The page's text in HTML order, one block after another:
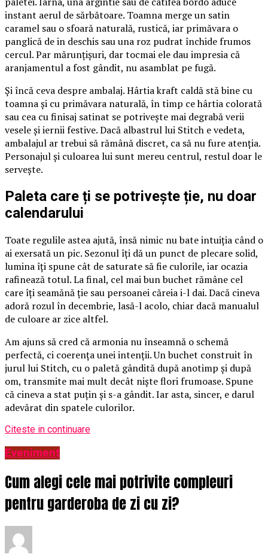
instant aerul de sărbătoare. Toamna merge un satin
caramel sau o sfoară naturală, rustică, iar primăvara o
panglică de in deschis sau una roz pudrat închide frumos
cercul. Par mărunțișuri, dar tocmai ele dau impresia că
aranjamentul a fost gândit, nu asamblat pe fugă.
Și încă ceva despre ambalaj. Hârtia kraft caldă stă bine cu
toamna și cu primăvara naturală, în timp ce hârtia colorată
sau cea cu finisaj satinat se potrivește mai degrabă verii
vesele și iernii festive. Dacă albastrul lui Stitch e vedeta,
ambalajul ar trebui să rămână discret, ca să nu fure atenția.
Personajul și culoarea lui sunt mereu centrul, restul doar le
servește.
Paleta care ți se potrivește ție, nu doar
calendarului
Toate regulile astea ajută, însă nimic nu bate intuiția când o
ai exersată un pic. Sezonul îți dă un punct de plecare solid,
lumina îți spune cât de saturate să fie culorile, iar ocazia
rafinează totul. La final, cel mai bun buchet rămâne cel
care îți seamănă ție sau persoanei căreia i-l dai. Dacă cineva
adoră rozul în decembrie, lasă-l acolo, chiar dacă manualul
de culoare ar zice altfel.
Am ajuns să cred că armonia nu înseamnă o schemă
perfectă, ci coerența unei intenții. Un buchet construit în
jurul lui Stitch, cu o paletă gândită după anotimp și după
om, transmite mai mult decât niște flori frumoase. Spune
că cineva a stat puțin și s-a gândit. Iar asta, sincer, e darul
adevărat din spatele culorilor.
Citeste in continuare
Eveniment
Cum alegi cele mai potrivite compleuri
pentru garderoba de zi cu zi?